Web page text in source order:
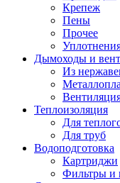
Крепеж
Пены
Прочее
Дымоходы и
Из
Теплоизоляция
Для
Для труб
Водоподготовка
Картриджи
Фильтры и